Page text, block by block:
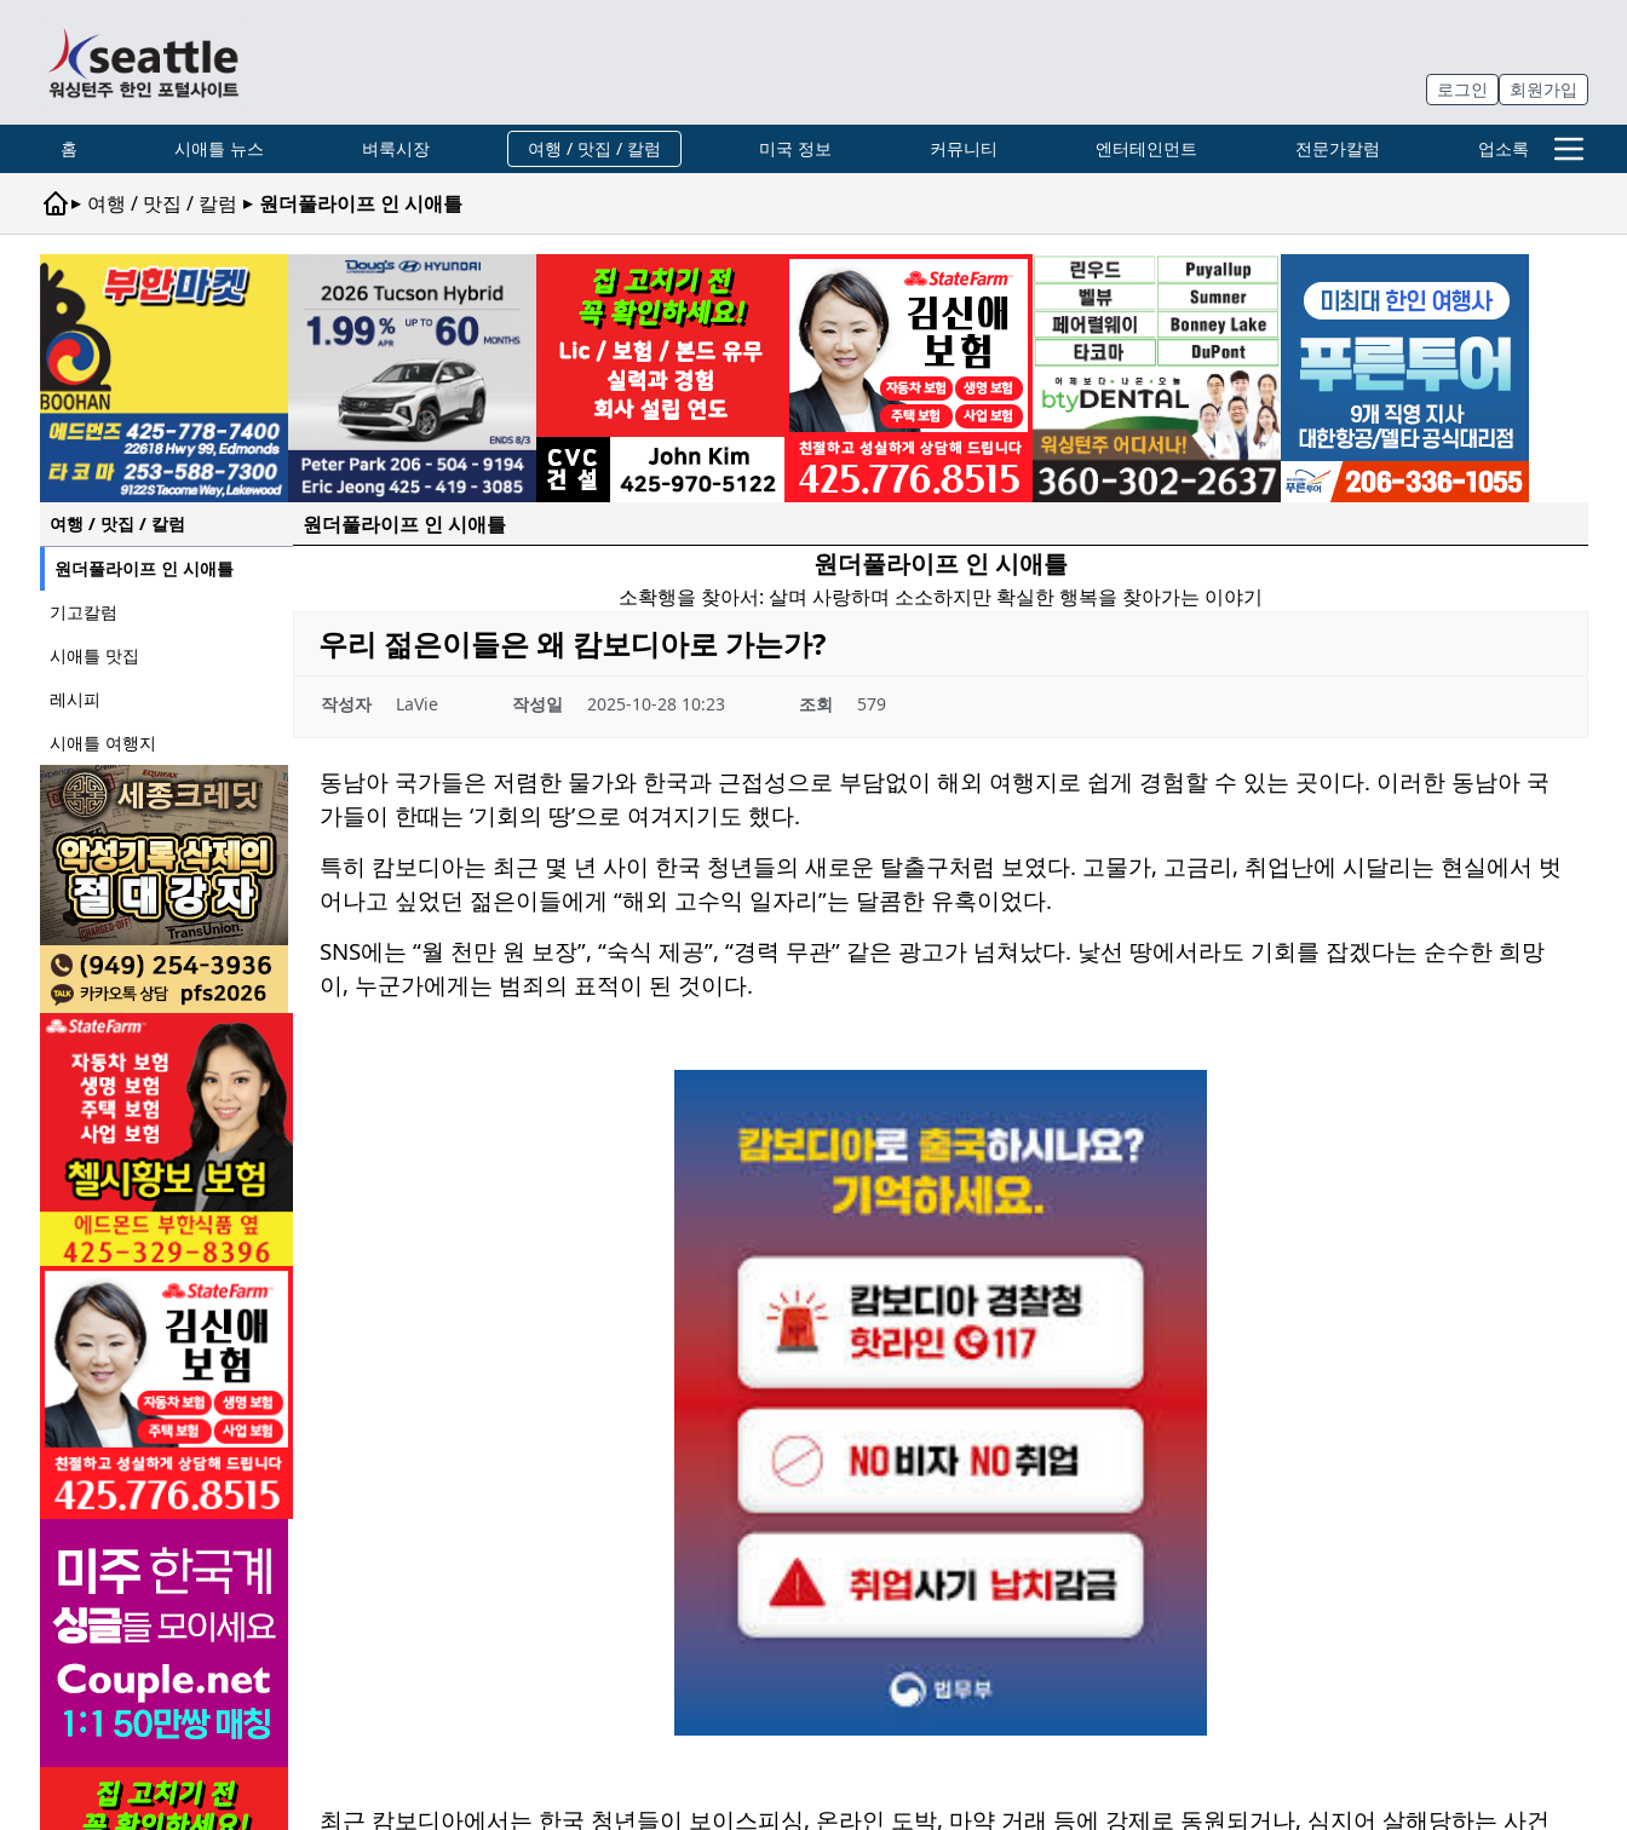
로그인 회원가입
홈 시애틀 뉴스 벼룩시장 여행 / 맛집 / 칼럼 미국 정보 커뮤니티 엔터테인먼트 전문가칼럼 업소록
▸ 여행 / 맛집 / 칼럼 ▸ 원더풀라이프 인 시애틀
여행 / 맛집 / 칼럼
원더풀라이프 인 시애틀
기고칼럼
시애틀 맛집
레시피
시애틀 여행지
원더풀라이프 인 시애틀
원더풀라이프 인 시애틀
소확행을 찾아서: 살며 사랑하며 소소하지만 확실한 행복을 찾아가는 이야기
우리 젊은이들은 왜 캄보디아로 가는가?
작성자 LaVie 작성일 2025-10-28 10:23 조회 579
동남아 국가들은 저렴한 물가와 한국과 근접성으로 부담없이 해외 여행지로 쉽게 경험할 수 있는 곳이다. 이러한 동남아 국
가들이 한때는 ‘기회의 땅’으로 여겨지기도 했다.
특히 캄보디아는 최근 몇 년 사이 한국 청년들의 새로운 탈출구처럼 보였다. 고물가, 고금리, 취업난에 시달리는 현실에서 벗
어나고 싶었던 젊은이들에게 “해외 고수익 일자리”는 달콤한 유혹이었다.
SNS에는 “월 천만 원 보장”, “숙식 제공”, “경력 무관” 같은 광고가 넘쳐났다. 낯선 땅에서라도 기회를 잡겠다는 순수한 희망
이, 누군가에게는 범죄의 표적이 된 것이다.
최근 캄보디아에서는 한국 청년들이 보이스피싱, 온라인 도박, 마약 거래 등에 강제로 동원되거나, 심지어 살해당하는 사건